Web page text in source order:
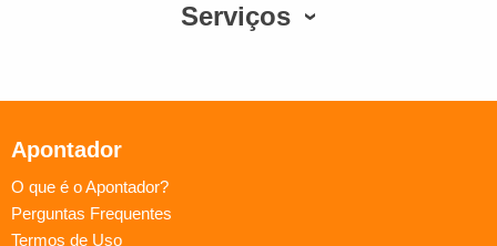
Serviços
Apontador
O que é o Apontador?
Perguntas Frequentes
Termos de Uso